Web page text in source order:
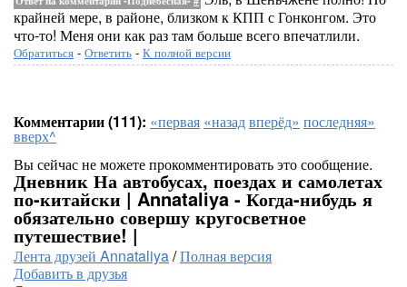
крайней мере, в районе, близком к КПП с Гонконгом. Это
что-то! Меня они как раз там больше всего впечатлили.
Обратиться - Ответить - К полной версии
Комментарии (111): «первая «назадвперёд» последняя»
вверх^
Вы сейчас не можете прокомментировать это сообщение.
Дневник На автобусах, поездах и самолетах
по-китайски | Annataliya - Когда-нибудь я
обязательно совершу кругосветное
путешествие! |
Лента друзей Annataliya/Полная версия
Добавить в друзья